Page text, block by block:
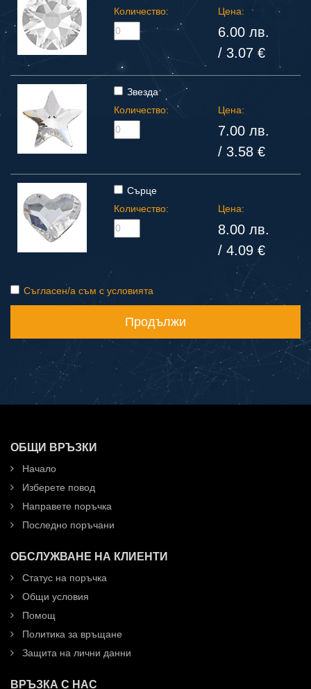
Количество:
Цена:
6.00 лв.
/ 3.07 €
Звезда
Количество:
Цена:
7.00 лв.
/ 3.58 €
Сърце
Количество:
Цена:
8.00 лв.
/ 4.09 €
Съгласен/а съм с условията
Продължи
ОБЩИ ВРЪЗКИ
Начало
Изберете повод
Направете поръчка
Последно поръчани
ОБСЛУЖВАНЕ НА КЛИЕНТИ
Статус на поръчка
Общи условия
Помощ
Политика за връщане
Защита на лични данни
ВРЪЗКА С НАС